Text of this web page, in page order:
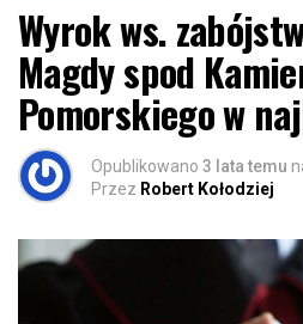
Wyrok ws.
Magdy spod
Pomorskiego w
Opublikowano 3 lata temu
Przez Robert Kołodziej